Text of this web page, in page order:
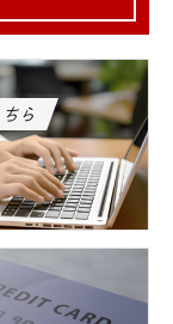
ら